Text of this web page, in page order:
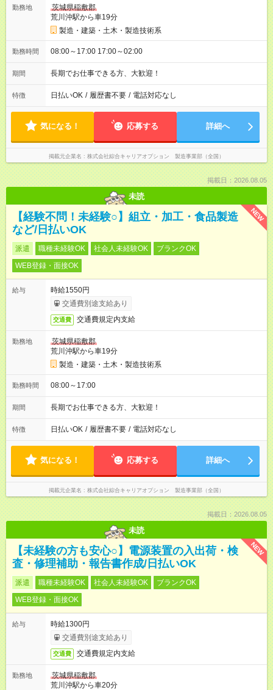
勤務地
茨城県稲敷郡
荒川沖駅から車19分
製造・建築・土木・製造技術系
勤務時間 08:00～17:00 17:00～02:00
期間 長期でお仕事できる方、大歓迎！
特徴 日払いOK / 履歴書不要 / 電話対応なし
気になる！ 応募する 詳細へ
掲載元企業名 株式会社綜合キャリアオプション 製造事業部（全国）
掲載日：2026.08.05
未読
NEW
【経験不問！未経験○】組立・加工・食品製造
など/日払いOK
派遣 職種未経験OK 社会人未経験OK
ブランクOK
WEB登録・面接OK
給与
時給1550円
交通費別途支給あり
交通費 交通費規定内支給
勤務地
茨城県稲敷郡
荒川沖駅から車19分
製造・建築・土木・製造技術系
勤務時間 08:00～17:00
期間 長期でお仕事できる方、大歓迎！
特徴 日払いOK / 履歴書不要 / 電話対応なし
気になる！ 応募する 詳細へ
掲載元企業名 株式会社綜合キャリアオプション 製造事業部（全国）
掲載日：2026.08.05
未読
NEW
【未経験の方も安心○】電源装置の入出荷・検
査・修理補助・報告書作成/日払いOK
派遣 職種未経験OK 社会人未経験OK
ブランクOK
WEB登録・面接OK
給与
時給1300円
交通費別途支給あり
交通費 交通費規定内支給
勤務地
茨城県稲敷郡
荒川沖駅から車20分